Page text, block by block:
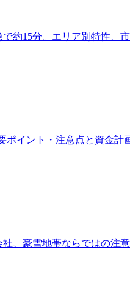
約15分。エリア別特性、
ポイント・注意点と資金計
、豪雪地帯ならではの注意